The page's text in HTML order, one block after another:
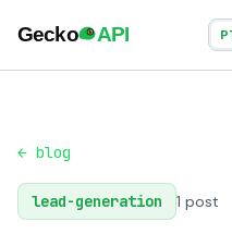
← blog
lead-generation 1 post